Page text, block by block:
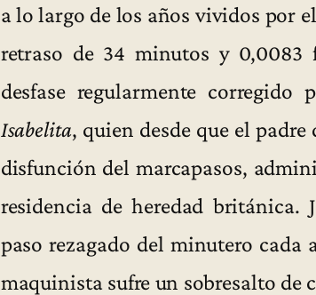
a lo largo de los años vividos por
retraso de 34 minutos y 0,0083
desfase regularmente corregido
Isabelita, quien desde que el
disfunción del marcapasos,
residencia de heredad británica.
paso rezagado del minutero
maquinista sufre un sobresalto de